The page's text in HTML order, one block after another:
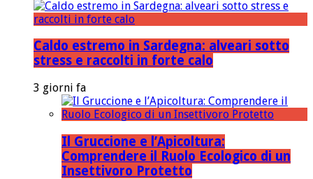
Caldo estremo in Sardegna: alveari sotto
stress e raccolti in forte calo
3 giorni fa
Il Gruccione e l’Apicoltura:
Comprendere il Ruolo Ecologico di un
Insettivoro Protetto